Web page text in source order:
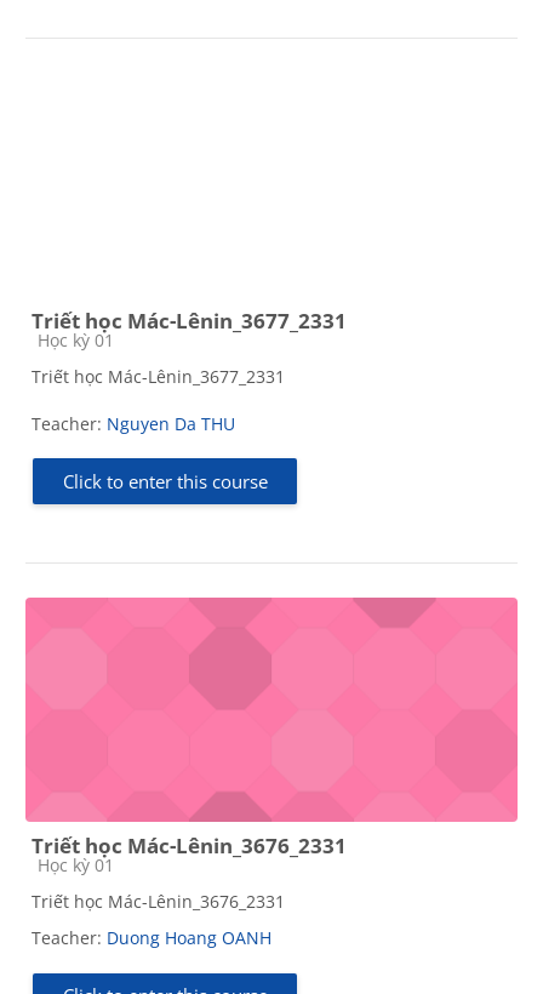
Triết học Mác-Lênin_3677_2331
Course category
Học kỳ 01
Triết học Mác-Lênin_3677_2331
Teacher: Nguyen Da THU
Click to enter this course
Triết học Mác-Lênin_3676_2331
Course category
Học kỳ 01
Triết học Mác-Lênin_3676_2331
Teacher: Duong Hoang OANH